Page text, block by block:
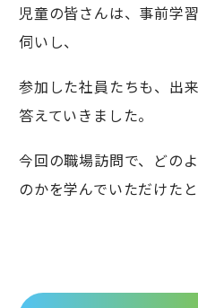
児童の皆さんは、事前学
伺いし、
参加した社員たちも、出
答えていきました。
今回の職場訪問で、どの
のかを学んでいただけたと